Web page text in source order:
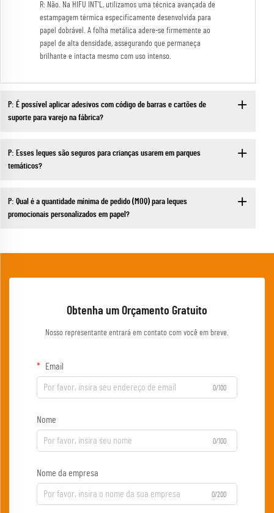
R: Não. Na HIFU INT'L, utilizamos uma técnica avançada de
estampagem térmica especificamente desenvolvida para
papel dobrável. A folha metálica adere-se firmemente ao
papel de alta densidade, assegurando que permaneça
brilhante e intacta mesmo com uso intenso.
P: É possível aplicar adesivos com código de barras e cartões de
suporte para varejo na fábrica?
P: Esses leques são seguros para crianças usarem em parques
temáticos?
P: Qual é a quantidade mínima de pedido (MOQ) para leques
promocionais personalizados em papel?
Obtenha um Orçamento Gratuito
Nosso representante entrará em contato com você em breve.
Email
0/100
Nome
0/100
Nome da empresa
0/200